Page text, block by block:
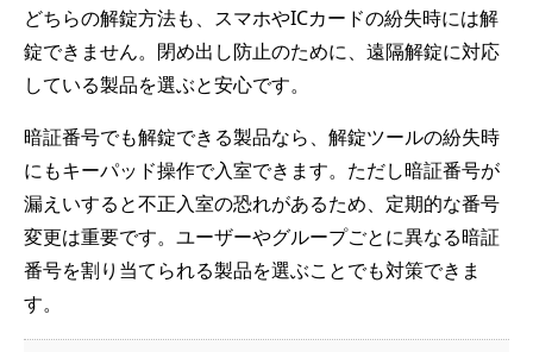
どちらの解錠方法も、スマホやICカードの紛失時には解
錠できません。閉め出し防止のために、遠隔解錠に対応
している製品を選ぶと安心です。
暗証番号でも解錠できる製品なら、解錠ツールの紛失時
にもキーパッド操作で入室できます。ただし暗証番号が
漏えいすると不正入室の恐れがあるため、定期的な番号
変更は重要です。ユーザーやグループごとに異なる暗証
番号を割り当てられる製品を選ぶことでも対策できま
す。